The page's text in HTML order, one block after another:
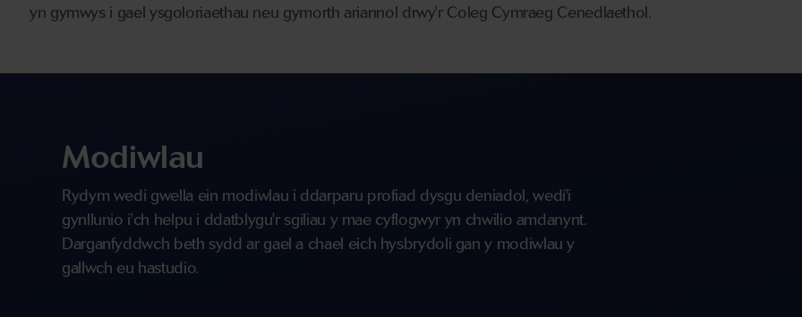
yn gymwys i gael ysgoloriaethau neu gymorth ariannol drwy'r Coleg Cymraeg Cenedlaethol.
Modiwlau
Rydym wedi gwella ein modiwlau i ddarparu profiad dysgu deniadol, wedi'i
gynllunio i'ch helpu i ddatblygu'r sgiliau y mae cyflogwyr yn chwilio amdanynt.
Darganfyddwch beth sydd ar gael a chael eich hysbrydoli gan y modiwlau y
gallwch eu hastudio.